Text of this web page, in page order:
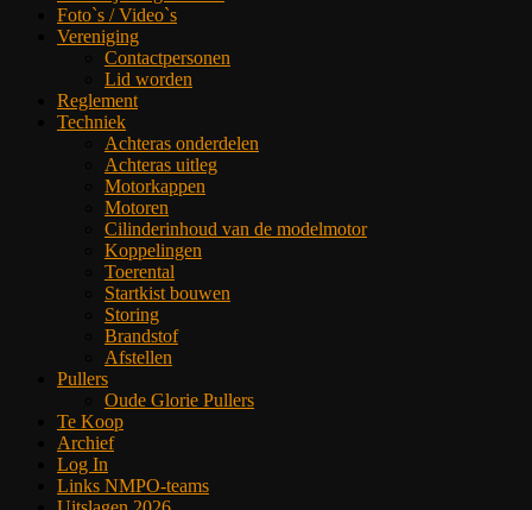
Foto`s / Video`s
Vereniging
Contactpersonen
Lid worden
Reglement
Techniek
Achteras onderdelen
Achteras uitleg
Motorkappen
Motoren
Cilinderinhoud van de modelmotor
Koppelingen
Toerental
Startkist bouwen
Storing
Brandstof
Afstellen
Pullers
Oude Glorie Pullers
Te Koop
Archief
Log In
Links NMPO-teams